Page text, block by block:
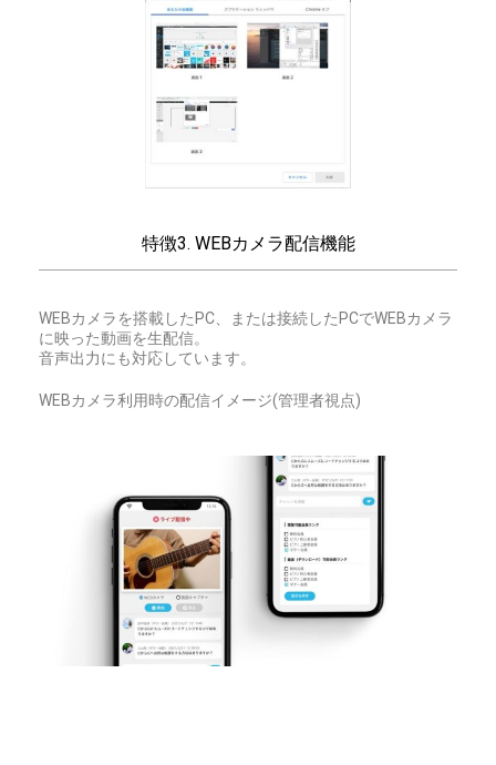
特徴3. WEBカメラ配信機能
WEBカメラを搭載したPC、または接続したPCでWEBカメラ
に映った動画を生配信。
音声出力にも対応しています。
WEBカメラ利用時の配信イメージ(管理者視点)